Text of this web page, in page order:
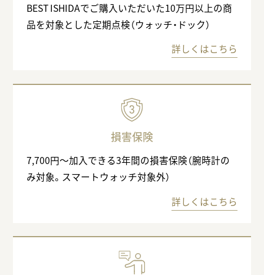
BEST ISHIDAでご購入いただいた10万円以上の商
品を対象とした定期点検（ウォッチ・ドック）
詳しくはこちら
損害保険
7,700円〜加入できる3年間の損害保険（腕時計の
み対象。スマートウォッチ対象外）
詳しくはこちら